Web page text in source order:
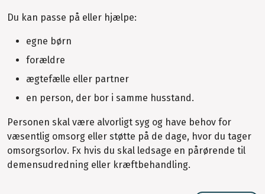
Du kan passe på eller hjælpe:
egne børn
forældre
ægtefælle eller partner
en person, der bor i samme husstand.
Personen skal være alvorligt syg og have behov for
væsentlig omsorg eller støtte på de dage, hvor du tager
omsorgsorlov. Fx hvis du skal ledsage en pårørende til
demensudredning eller kræftbehandling.